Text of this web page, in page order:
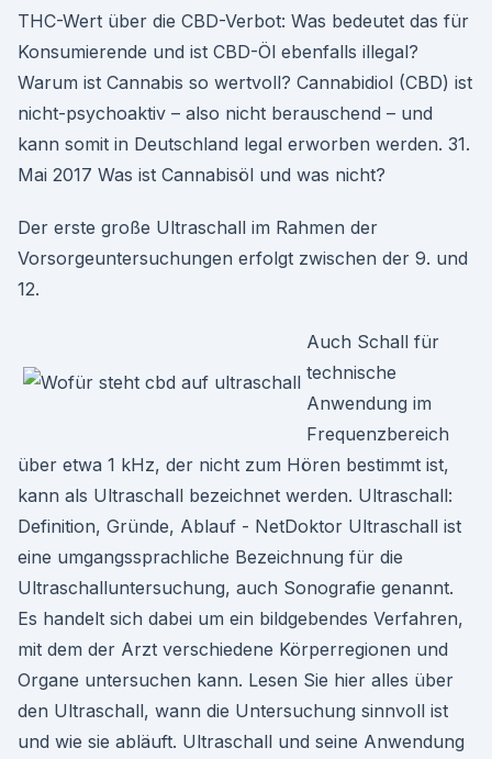
THC-Wert über die CBD-Verbot: Was bedeutet das für
Konsumierende und ist CBD-Öl ebenfalls illegal?
Warum ist Cannabis so wertvoll? Cannabidiol (CBD) ist
nicht-psychoaktiv – also nicht berauschend – und
kann somit in Deutschland legal erworben werden. 31.
Mai 2017 Was ist Cannabisöl und was nicht?
Der erste große Ultraschall im Rahmen der
Vorsorgeuntersuchungen erfolgt zwischen der 9. und
12.
Auch Schall für
technische
Anwendung im
Frequenzbereich
über etwa 1 kHz, der nicht zum Hören bestimmt ist,
kann als Ultraschall bezeichnet werden. Ultraschall:
Definition, Gründe, Ablauf - NetDoktor Ultraschall ist
eine umgangssprachliche Bezeichnung für die
Ultraschalluntersuchung, auch Sonografie genannt.
Es handelt sich dabei um ein bildgebendes Verfahren,
mit dem der Arzt verschiedene Körperregionen und
Organe untersuchen kann. Lesen Sie hier alles über
den Ultraschall, wann die Untersuchung sinnvoll ist
und wie sie abläuft. Ultraschall und seine Anwendung